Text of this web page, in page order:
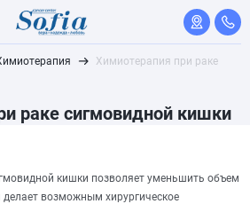
Химиотерапия при раке
раке сигмовидной кишки
кишки позволяет уменьшить объем
делает возможным хирургическое